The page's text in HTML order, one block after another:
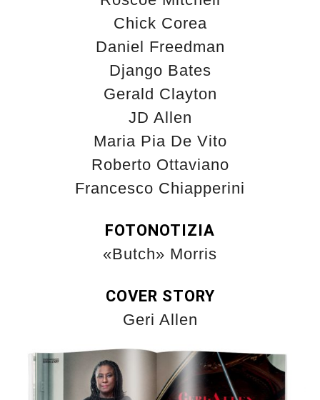
Chick Corea
Daniel Freedman
Django Bates
Gerald Clayton
JD Allen
Maria Pia De Vito
Roberto Ottaviano
Francesco Chiapperini
FOTONOTIZIA
«Butch» Morris
COVER STORY
Geri Allen